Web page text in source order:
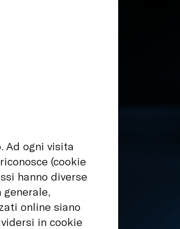
Ad ogni visita
(cookie
hanno diverse
online siano
in cookie